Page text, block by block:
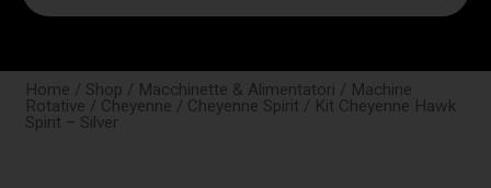
Home / Shop / Macchinette & Alimentatori / Machine
Rotative / Cheyenne / Cheyenne Spirit / Kit Cheyenne Hawk
Spirit – Silver